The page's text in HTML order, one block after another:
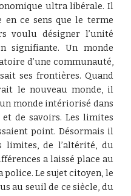
ultra libérale. Il
en ce sens que le terme
voulu désigner l’unité
signifiante. Un monde
d’une communauté,
ses frontières. Quand
le nouveau monde, il
monde intériorisé dans
de savoirs. Les limites
point. Désormais il
limites, de l’altérité, du
a laissé place au
police. Le sujet citoyen, le
au seuil de ce siècle, du